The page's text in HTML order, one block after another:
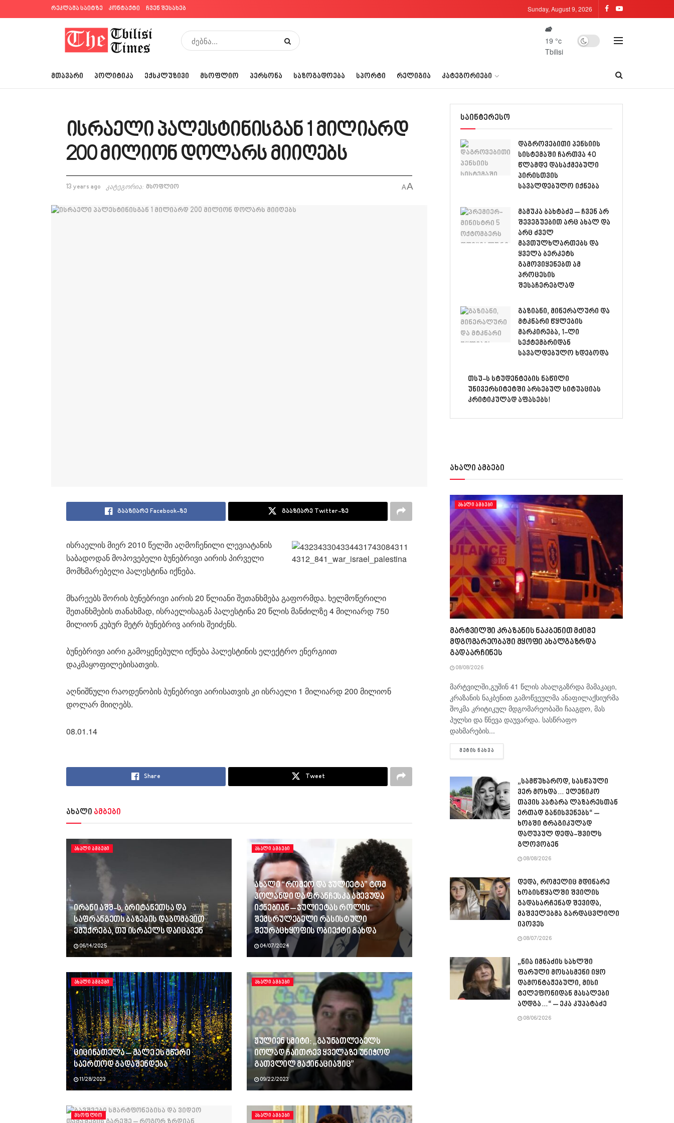
რეკლამა საიტზე კონტაქტი ჩვენ შესახებ Sunday, August 9, 2026
19 °c
Tbilisi
ᲛᲗᲐᲕᲐᲠᲘ ᲞᲝᲚᲘᲢᲘᲙᲐ ᲔᲥᲡᲙᲚᲣᲖᲘᲕᲘ ᲛᲡᲝᲤᲚᲘᲝ ᲞᲔᲠᲡᲝᲜᲐ ᲡᲐᲖᲝᲒᲐᲓᲝᲔᲑᲐ ᲡᲞᲝᲠᲢᲘ ᲠᲔᲚᲘᲒᲘᲐ ᲙᲐᲢᲔᲒᲝᲠᲘᲔᲑᲘ
ისრაელი პალესტინისგან 1 მილიარდ
200 მილიონ დოლარს მიიღებს
13 years ago კატეგორია: მსოფლიო AA
გააზიარე Facebook-ზე გააზიარე Twitter-ზე
ისრაელის მიერ 2010 წელში აღმოჩენილი ლევიატანის
საბადოდან მოპოვებელი ბუნებრივი აირის პირველი
მომხმარებელი პალესტინა იქნება.
მხარეებს შორის ბუნებრივი აირის 20 წლიანი შეთანხმება გაფორმდა. ხელმოწერილი
შეთანხმების თანახმად, ისრაელისაგან პალესტინა 20 წლის მანძილზე 4 მილიარდ 750
მილიონ კუბურ მეტრ ბუნებრივ აირის შეიძენს.
ბუნებრივი აირი გამოყენებული იქნება პალესტინის ელექტრო ენერგიით
დაკმაყოფილებისათვის.
აღნიშნული რაოდენობის ბუნებრივი აირისათვის კი ისრაელი 1 მილიარდ 200 მილიონ
დოლარ მიიღებს.
08.01.14
Share Tweet
ახალი ამბები
ᲐᲮᲐᲚᲘ ᲐᲛᲑᲔᲑᲘ
ირანი აშშ-ს, ბრიტანეთსა და
საფრანგეთს ბაზების დაბომბვით
ემუქრება, თუ ისრაელს დაიცავენ
06/14/2025
ᲐᲮᲐᲚᲘ ᲐᲛᲑᲔᲑᲘ
ახალი “რომეო და ჯულიეტა” ტომ
ჰოლანდი და ფრანჩესკა ამევუდა
იქნებიან – ჯულიეტას როლის
შემსრულებელი რასისტული
შეურაცხყოფის ობიექტი გახდა
04/07/2024
ᲐᲮᲐᲚᲘ ᲐᲛᲑᲔᲑᲘ
ციცინათელა – მალე ეს მწერი
საერთოდ გადაშენდება
11/28/2023
ᲐᲮᲐᲚᲘ ᲐᲛᲑᲔᲑᲘ
ჟულიენ სმიტი: ,,გაუნათლებელს
იოლად ჩაითრევ ყველაზე უნიჭოდ
გათვლილ მაქინაციაშიც”
09/22/2023
ᲛᲡᲝᲤᲚᲘᲝ ᲐᲮᲐᲚᲘ ᲐᲛᲑᲔᲑᲘ
საინტერესო
დაგროვებითი პენსიის
სისტემაში ჩართვა 40
წლამდე დასაქმებული
პირისთვის
სავალდებულო იქნება
მამუკა ბახტაძე – ჩვენ არ
შევეგუებით არც ახალ და
არც ძველ
მავთულხლართებს და
ყველა ბერკეტს
გამოვიყენებთ ამ
პროცესის
შესაჩერებლად
გაზიანი, მინერალური და
მტკნარი წყლების
მარკირება, 1-ლი
სექტემბრიდან
სავალდებულო ხდებოდა
თსუ-ს სტუდენტების ნაწილი
უნივერსიტეტში არსებულ სიტუაციას
კრიტიკულად აფასებს!
ახალი ამბები
ᲐᲮᲐᲚᲘ ᲐᲛᲑᲔᲑᲘ
მარტვილში კრაზანის ნაკბენით მძიმე
მდგომარეობაში მყოფი ახალგაზრდა
გადაარჩინეს
08/08/2026
მარტვილში,გუშინ 41 წლის ახალგაზრდა მამაკაცი,
კრაზანის ნაკბენით გამოწვეულმა ანაფილაქსიურმა
შოკმა კრიტიკულ მდგომარეობაში ჩააგდო, მას
პულსი და წნევა დაუვარდა. სასწრაფო
დახმარების...
ᲛᲔᲢᲘᲡ ᲜᲐᲮᲕᲐ
„სამწუხაროდ, სასწაული
ვერ მოხდა… ელენიკო
თავის პატარა ლაზარესთან
ერთად განისვენებს“ –
ხობში ტრაგიკულად
დაღუპულ დედა-შვილს
გლოვობენ
08/08/2026
დედა, რომელიც მდინარე
ხობისწყალში შვილის
გადასარჩენად შევიდა,
მაშველებმა გარდაცვლილი
იპოვეს
08/07/2026
„ნია იმნაძის სახლში
ფარული მოსასმენი იყო
დამონტაჟებული, მისი
ტელეფონიდან მასალები
აღდგა…“ – ეკა კუპატაძე
08/06/2026